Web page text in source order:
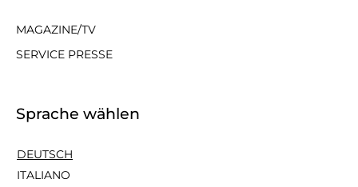
MAGAZINE/TV
SERVICE PRESSE
Sprache wählen
DEUTSCH
ITALIANO